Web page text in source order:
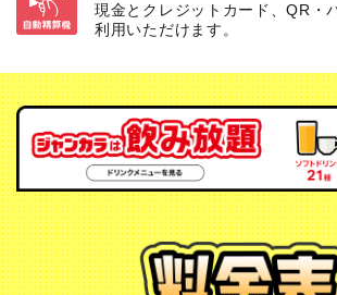
現金とクレジットカード、QR・
利用いただけます。